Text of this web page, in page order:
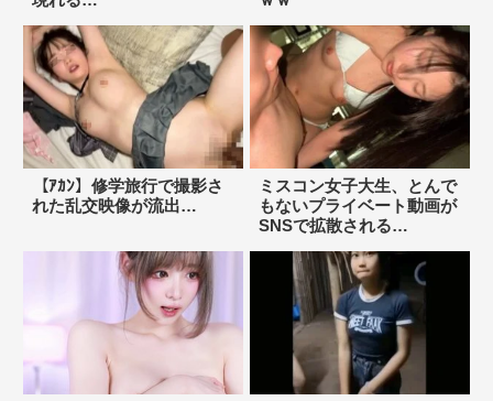
【ｱｶﾝ】修学旅行で撮影さ
れた乱交映像が流出…
ミスコン女子大生、とんで
もないプライベート動画が
SNSで拡散される…